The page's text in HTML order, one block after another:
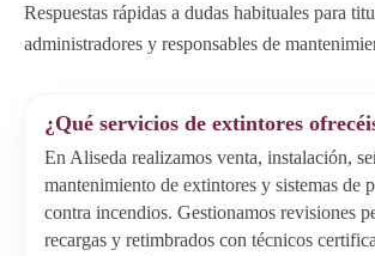
Respuestas rápidas a dudas habituales para
administradores y responsables de
¿Qué servicios de extintores
En Aliseda realizamos venta, instalación,
mantenimiento de extintores y sistemas de
contra incendios. Gestionamos revisiones
recargas y retimbrados con técnicos